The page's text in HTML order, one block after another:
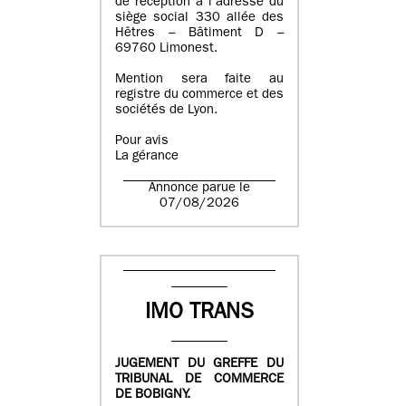
de réception à l’adresse du
siège social 330 allée des
Hêtres – Bâtiment D –
69760 Limonest.
Mention sera faite au
registre du commerce et des
sociétés de Lyon.
Pour avis
La gérance
Annonce parue le
07/08/2026
IMO TRANS
JUGEMENT DU GREFFE DU
TRIBUNAL DE COMMERCE
DE BOBIGNY.